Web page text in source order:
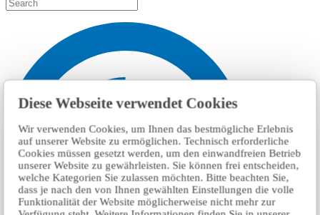
Diese Webseite verwendet Cookies
Wir verwenden Cookies, um Ihnen das bestmögliche Erlebnis
auf unserer Website zu ermöglichen. Technisch erforderliche
Cookies müssen gesetzt werden, um den einwandfreien Betrieb
unserer Website zu gewährleisten. Sie können frei entscheiden,
welche Kategorien Sie zulassen möchten. Bitte beachten Sie,
dass je nach den von Ihnen gewählten Einstellungen die volle
Funktionalität der Website möglicherweise nicht mehr zur